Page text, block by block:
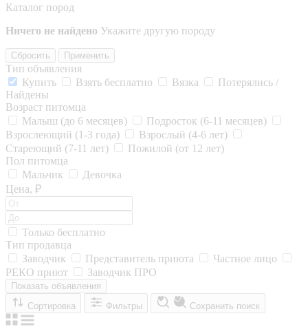
Каталог пород
Ничего не найдено Укажите другую породу
Сбросить Применить
Тип объявления
Купить
Взять бесплатно Вязка
Потерялись /
Найдены
Возраст питомца
Малыш (до 6 месяцев)
Подросток (6-11 месяцев)
Взрослеющий (1-3 года)
Взрослый (4-6 лет)
Стареющий (7-11 лет)
Пожилой (от 12 лет)
Пол питомца
Мальчик
Девочка
Цена, ₽
Только бесплатно
Тип продавца
Заводчик
Представитель приюта
Частное лицо
РЕКО приют
Заводчик ПРО
Показать объявления
Сортировка
Фильтры Сохранить поиск